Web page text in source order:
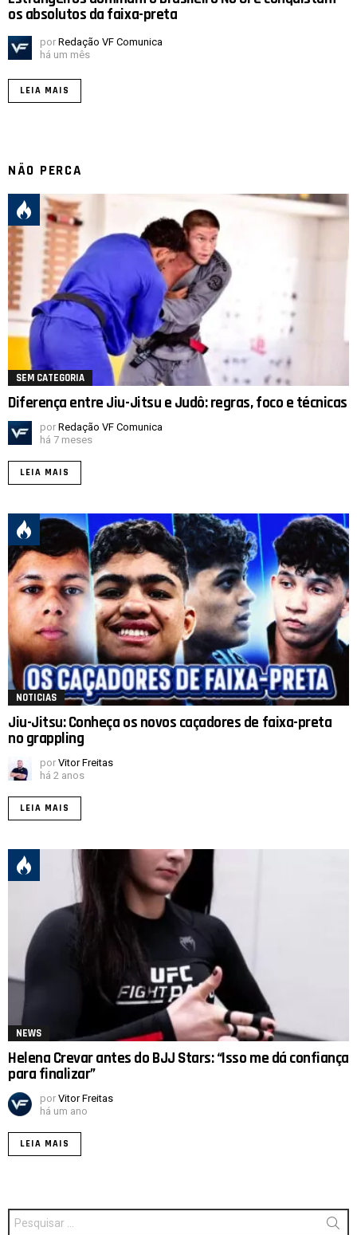
os absolutos da faixa-preta
por Redação VF Comunica
há um mês
LEIA MAIS
NÃO PERCA
SEM CATEGORIA
Diferença entre Jiu-Jitsu e Judô: regras, foco e técnicas
por Redação VF Comunica
há 7 meses
LEIA MAIS
NOTICIAS
Jiu-Jitsu: Conheça os novos caçadores de faixa-preta
no grappling
por Vitor Freitas
há 2 anos
LEIA MAIS
NEWS
Helena Crevar antes do BJJ Stars: “Isso me dá confiança
para finalizar”
por Vitor Freitas
há um ano
LEIA MAIS
Procurar
por: